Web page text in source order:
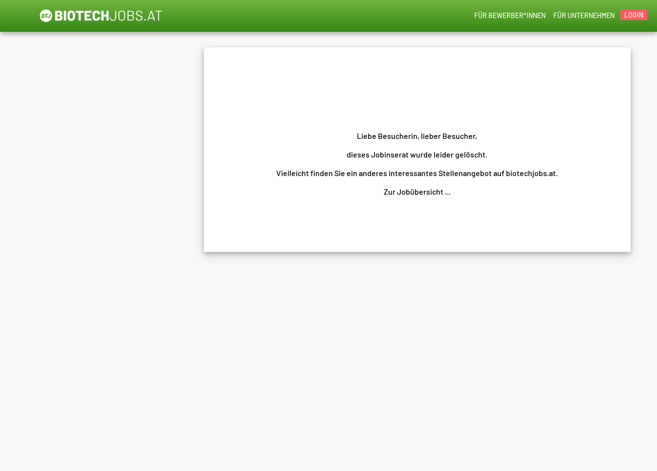
LOGIN
FÜR UNTERNEHMEN
FÜR BEWERBER*INNEN
Liebe Besucherin, lieber Besucher,
dieses Jobinserat wurde leider gelöscht.
Vielleicht finden Sie ein anderes interessantes Stellenangebot auf biotechjobs.at.
Zur Jobübersicht ...